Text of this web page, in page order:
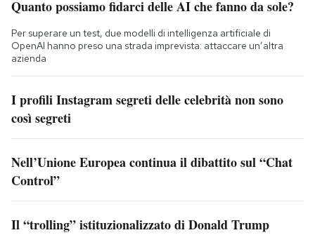
Quanto possiamo fidarci delle AI che fanno da sole?
Per superare un test, due modelli di intelligenza artificiale di
OpenAI hanno preso una strada imprevista: attaccare un’altra
azienda
I profili Instagram segreti delle celebrità non sono
così segreti
Nell’Unione Europea continua il dibattito sul “Chat
Control”
Il “trolling” istituzionalizzato di Donald Trump